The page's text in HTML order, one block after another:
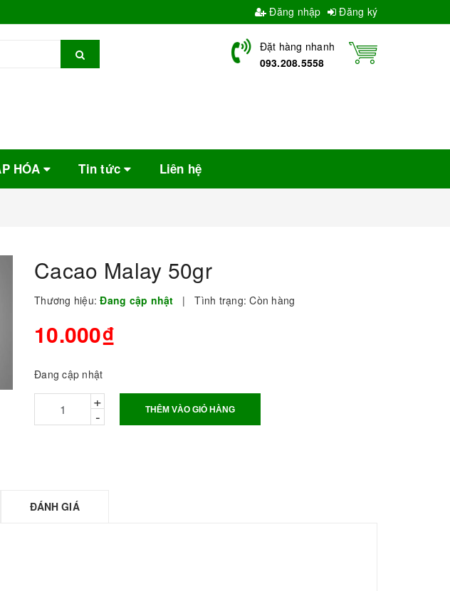
Đăng nhập Đăng ký
Đặt hàng nhanh
093.208.5558
HÓA Tin tức Liên hệ
Cacao Malay 50gr
Thương hiệu: Đang cập nhật | Tình trạng: Còn hàng
10.000₫
Đang cập nhật
+
- THÊM VÀO GIỎ HÀNG
ĐÁNH GIÁ